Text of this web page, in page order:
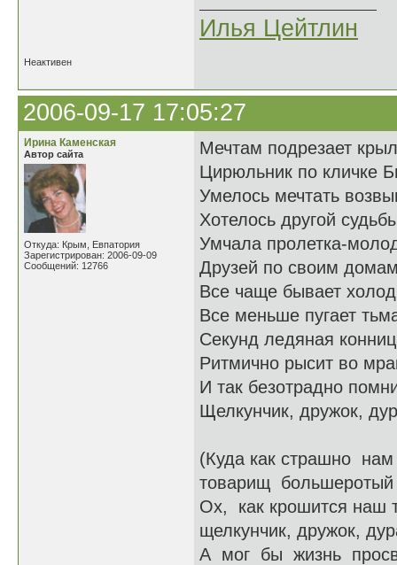
Илья Цейтлин
Неактивен
2006-09-17 17:05:27
Ирина Каменская
Автор сайта
Откуда: Крым, Евпатория
Зарегистрирован: 2006-09-09
Сообщений: 12766
Мечтам подрезает
Цирюльник по кличке
Умелось мечтать
Хотелось другой
Умчала пролетка-
Друзей по своим
Все чаще бывает
Все меньше пугает
Секунд ледяная
Ритмично рысит во
И так безотрадно
Щелкунчик, дружок,
(Куда как страшно
товарищ
Ох, как крошится наш
щелкунчик, дружок,
А мог бы жизнь